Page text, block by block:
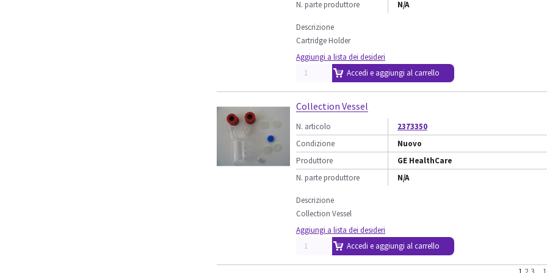
N. parte produttore N/A
Descrizione
Cartridge Holder
Aggiungi a lista dei desideri
Accedi e aggiungi al carrello
Collection Vessel
N. articolo
2373350
Condizione
Nuovo
Produttore
GE HealthCare
N. parte produttore
N/A
Descrizione
Collection Vessel
Aggiungi a lista dei desideri
Accedi e aggiungi al carrello